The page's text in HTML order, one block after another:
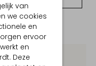
van
we cookies
en
ervoor
en
Deze
boutiques